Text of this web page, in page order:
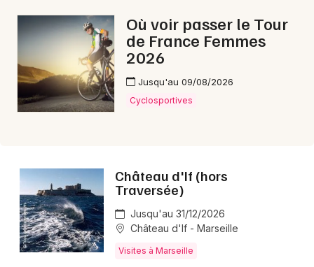
Où voir passer le Tour
de France Femmes
2026
Jusqu'au 09/08/2026
Cyclosportives
Château d'If (hors
Traversée)
Jusqu'au 31/12/2026
Château d'If - Marseille
Visites à Marseille